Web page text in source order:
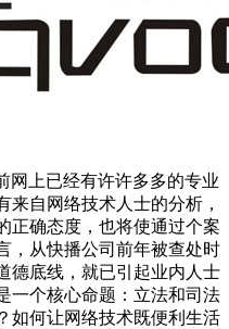
网上已经有许许多多的专业
自网络技术人士的分析，
正确态度，也将使通过个案
，从快播公司前年被查处时
德底线，就已引起业内人士
一个核心命题：立法和司法
如何让网络技术既便利生活